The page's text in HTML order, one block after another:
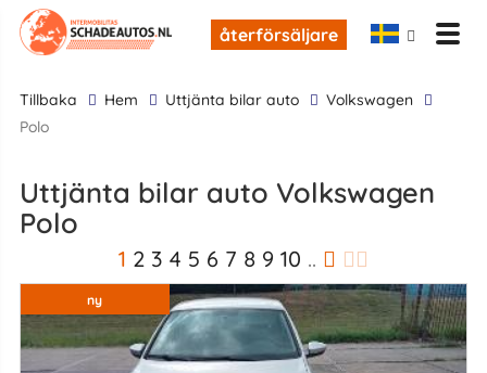
återförsäljare
tillbaka Hem Uttjänta bilar auto
Volkswagen
Polo
Uttjänta bilar auto Volkswagen
Polo
1 2 3 4 5 6 7 8 9 10 ..
ny